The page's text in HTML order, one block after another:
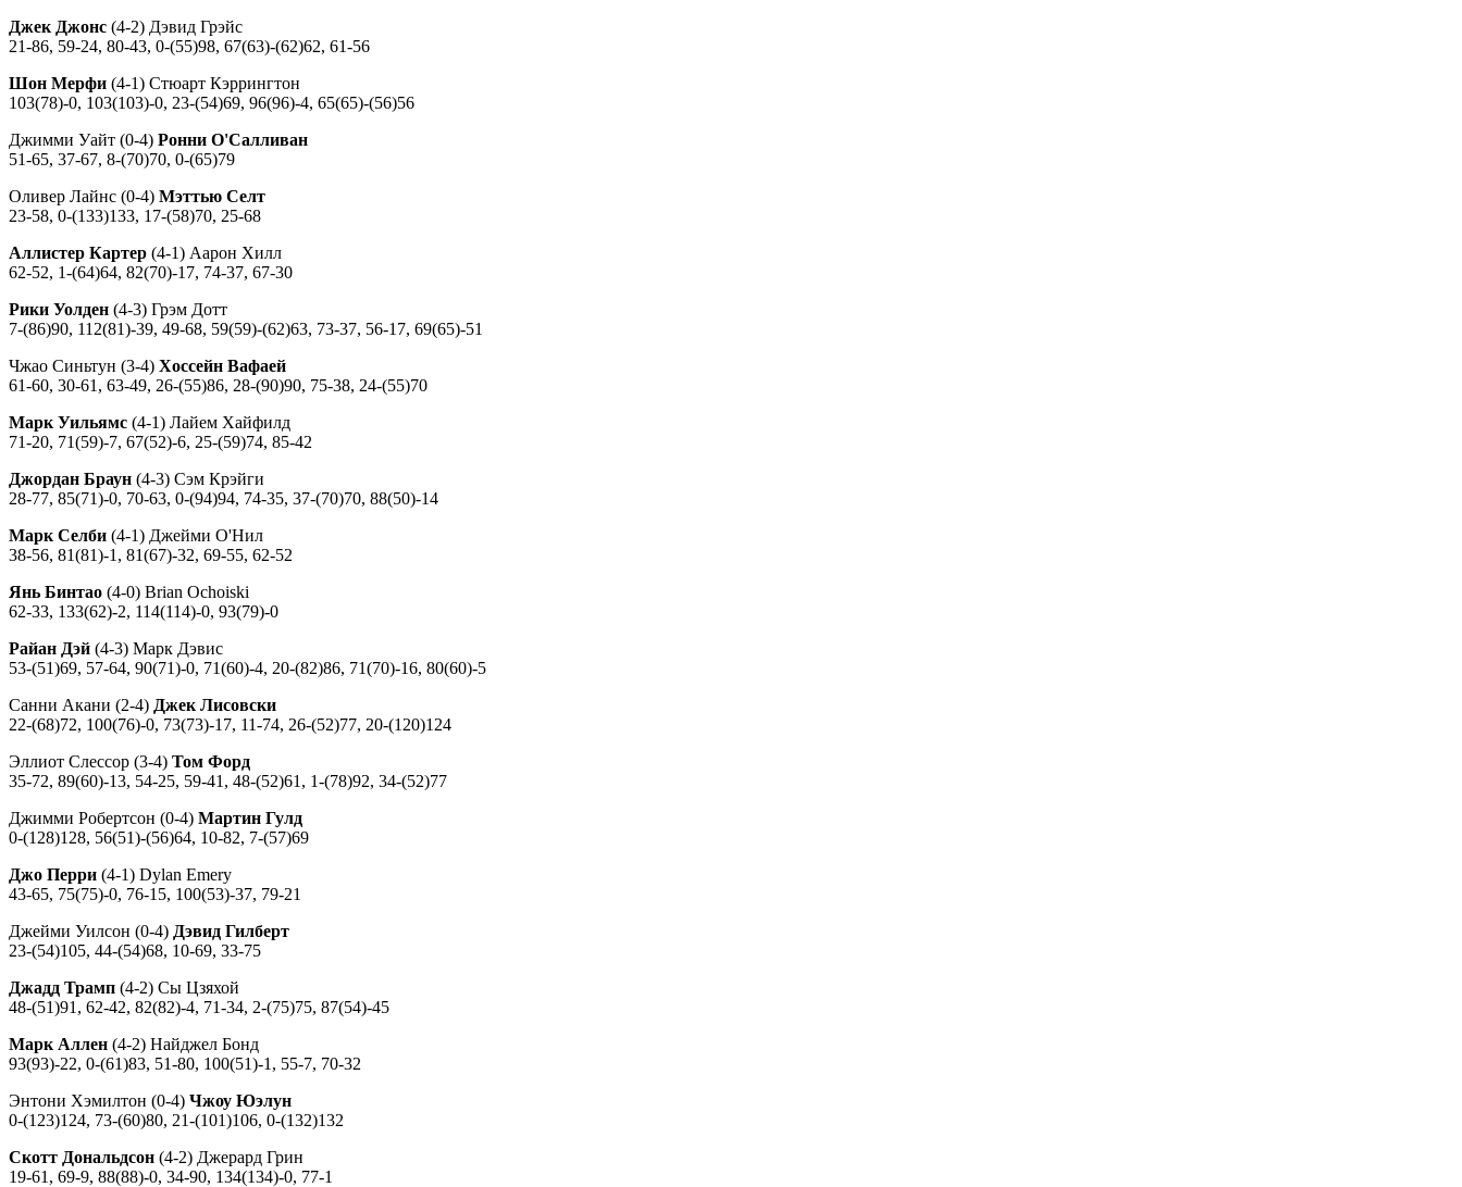
Джек Джонс (4-2) Дэвид Грэйс
21-86, 59-24, 80-43, 0-(55)98, 67(63)-(62)62, 61-56
Шон Мерфи (4-1) Стюарт Кэррингтон
103(78)-0, 103(103)-0, 23-(54)69, 96(96)-4, 65(65)-(56)56
Джимми Уайт (0-4) Ронни О'Салливан
51-65, 37-67, 8-(70)70, 0-(65)79
Оливер Лайнс (0-4) Мэттью Селт
23-58, 0-(133)133, 17-(58)70, 25-68
Аллистер Картер (4-1) Аарон Хилл
62-52, 1-(64)64, 82(70)-17, 74-37, 67-30
Рики Уолден (4-3) Грэм Дотт
7-(86)90, 112(81)-39, 49-68, 59(59)-(62)63, 73-37, 56-17, 69(65)-51
Чжао Синьтун (3-4) Хоссейн Вафаей
61-60, 30-61, 63-49, 26-(55)86, 28-(90)90, 75-38, 24-(55)70
Марк Уильямс (4-1) Лайем Хайфилд
71-20, 71(59)-7, 67(52)-6, 25-(59)74, 85-42
Джордан Браун (4-3) Сэм Крэйги
28-77, 85(71)-0, 70-63, 0-(94)94, 74-35, 37-(70)70, 88(50)-14
Марк Селби (4-1) Джейми О'Нил
38-56, 81(81)-1, 81(67)-32, 69-55, 62-52
Янь Бинтао (4-0) Brian Ochoiski
62-33, 133(62)-2, 114(114)-0, 93(79)-0
Райан Дэй (4-3) Марк Дэвис
53-(51)69, 57-64, 90(71)-0, 71(60)-4, 20-(82)86, 71(70)-16, 80(60)-5
Санни Акани (2-4) Джек Лисовски
22-(68)72, 100(76)-0, 73(73)-17, 11-74, 26-(52)77, 20-(120)124
Эллиот Слессор (3-4) Том Форд
35-72, 89(60)-13, 54-25, 59-41, 48-(52)61, 1-(78)92, 34-(52)77
Джимми Робертсон (0-4) Мартин Гулд
0-(128)128, 56(51)-(56)64, 10-82, 7-(57)69
Джо Перри (4-1) Dylan Emery
43-65, 75(75)-0, 76-15, 100(53)-37, 79-21
Джейми Уилсон (0-4) Дэвид Гилберт
23-(54)105, 44-(54)68, 10-69, 33-75
Джадд Трамп (4-2) Сы Цзяхой
48-(51)91, 62-42, 82(82)-4, 71-34, 2-(75)75, 87(54)-45
Марк Аллен (4-2) Найджел Бонд
93(93)-22, 0-(61)83, 51-80, 100(51)-1, 55-7, 70-32
Энтони Хэмилтон (0-4) Чжоу Юэлун
0-(123)124, 73-(60)80, 21-(101)106, 0-(132)132
Скотт Дональдсон (4-2) Джерард Грин
19-61, 69-9, 88(88)-0, 34-90, 134(134)-0, 77-1